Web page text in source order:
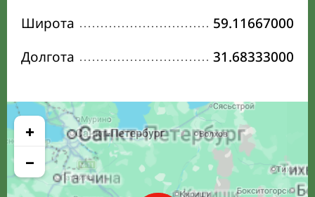
Широта
59.11667000
Долгота
31.68333000
+
−